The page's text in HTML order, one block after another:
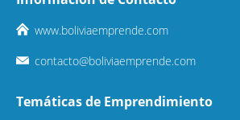
www.boliviaemprende.com
contacto@boliviaemprende.com
Temáticas de Emprendimiento